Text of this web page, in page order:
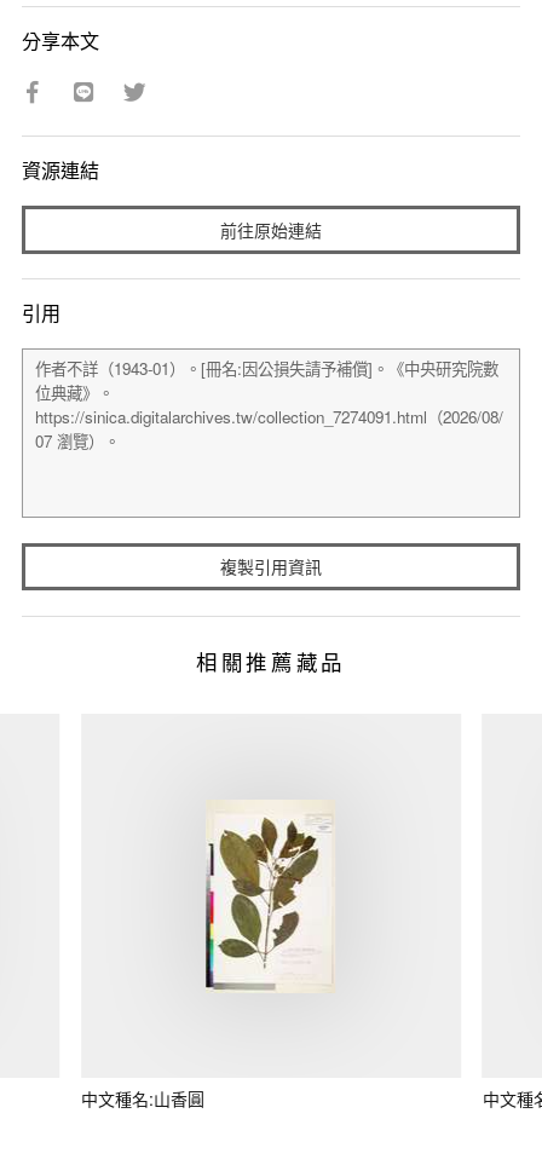
分享本文
資源連結
前往原始連結
引用
複製引用資訊
相關推薦藏品
中文種名:山香圓 中文種